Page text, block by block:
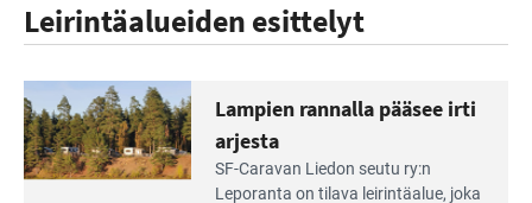
Leirintäalueiden esittelyt
Lue
Lampien rannalla pääsee irti
arjesta
SF-Caravan Liedon seutu ry:n
Leporanta on tilava leirintäalue, joka